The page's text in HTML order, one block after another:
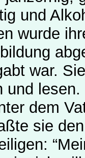
und
wurde
war.
und
dem
sie